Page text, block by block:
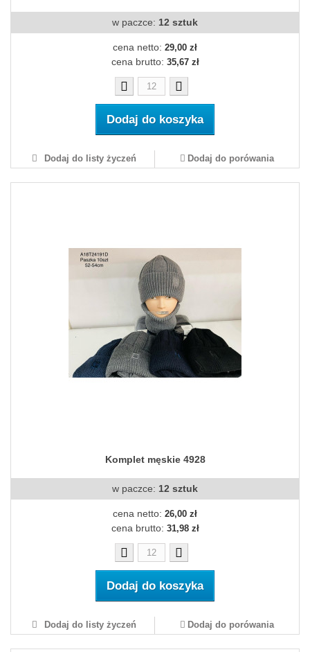
w paczce: 12 sztuk
cena netto: 29,00 zł
cena brutto: 35,67 zł
Dodaj do koszyka
Dodaj do listy życzeń Dodaj do porówania
Komplet męskie 4928
w paczce: 12 sztuk
cena netto: 26,00 zł
cena brutto: 31,98 zł
Dodaj do koszyka
Dodaj do listy życzeń Dodaj do porówania